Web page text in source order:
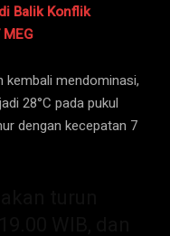
Balik Konflik
kembali mendominasi,
28°C pada pukul
dengan kecepatan 7